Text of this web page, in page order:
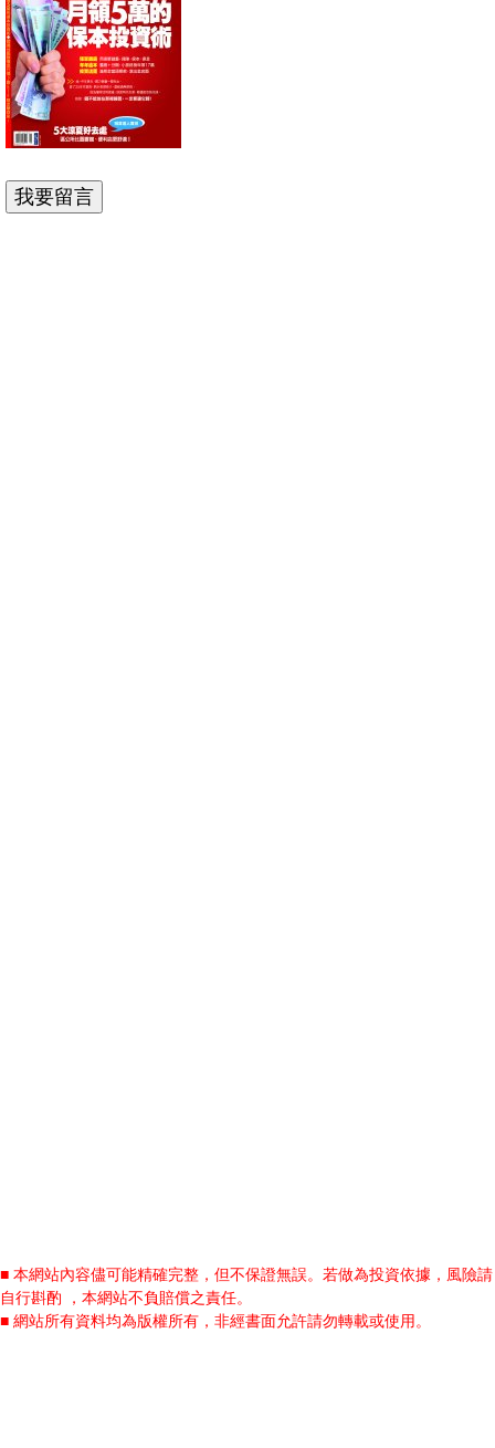
■ 本網站內容儘可能精確完整，但不保證無誤。若做為投資依據，風險請
自行斟酌 ，本網站不負賠償之責任。
■ 網站所有資料均為版權所有，非經書面允許請勿轉載或使用。